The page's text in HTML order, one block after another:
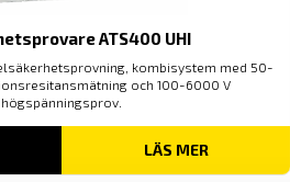
ATS400 UHI
kombisystem med 50-
och 100-6000 V
högspänningsprov.
LÄS MER